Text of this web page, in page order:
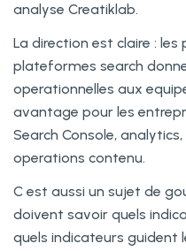
analyse Creatiklab.
La direction est claire :
plateformes search
operationnelles aux
avantage pour les
Search Console,
operations contenu.
C est aussi un sujet de
doivent savoir quels
quels indicateurs guident